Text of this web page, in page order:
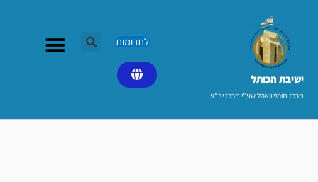
ישיבת הכותל​
מרכז תורני וואהל שע"י מרכז יב"ע
לתרומות